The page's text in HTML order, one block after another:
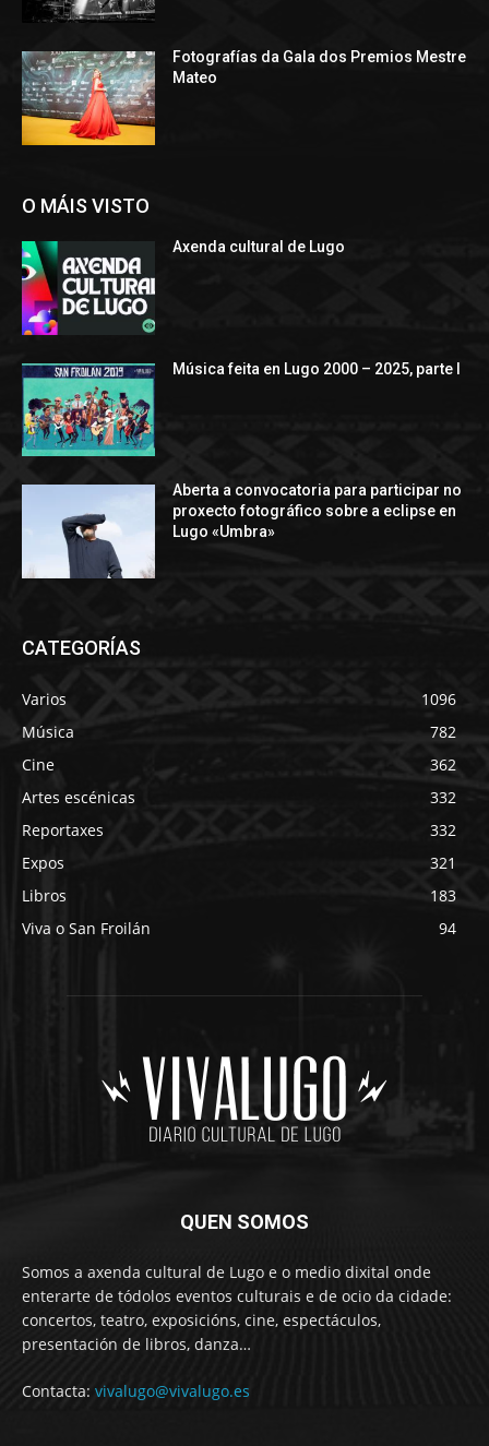
Fotografías da Gala dos Premios Mestre
Mateo
O MÁIS VISTO
Axenda cultural de Lugo
Música feita en Lugo 2000 – 2025, parte I
Aberta a convocatoria para participar no
proxecto fotográfico sobre a eclipse en
Lugo «Umbra»
CATEGORÍAS
Varios
1096
Música
782
Cine
362
Artes escénicas
332
Reportaxes
332
Expos
321
Libros
183
Viva o San Froilán
94
QUEN SOMOS
Somos a axenda cultural de Lugo e o medio dixital onde
enterarte de tódolos eventos culturais e de ocio da cidade:
concertos, teatro, exposicións, cine, espectáculos,
presentación de libros, danza…
Contacta: vivalugo@vivalugo.es